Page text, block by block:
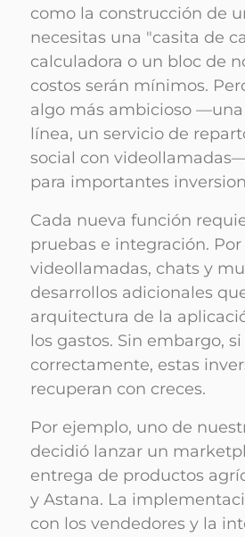
como la construcción de
necesitas una "casita de
calculadora o un bloc de
costos serán mínimos.
algo más ambicioso
línea, un servicio de
social con
para importantes
Cada nueva función
pruebas e integración.
videollamadas, chats y
desarrollos adicionales
arquitectura de la
los gastos. Sin embargo,
correctamente, estas
recuperan con creces.
Por ejemplo, uno de
decidió lanzar un
entrega de productos
y Astana. La
con los vendedores y la